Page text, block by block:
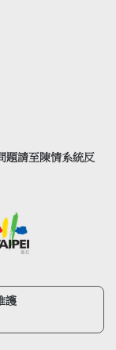
題請至陳情系統反
護